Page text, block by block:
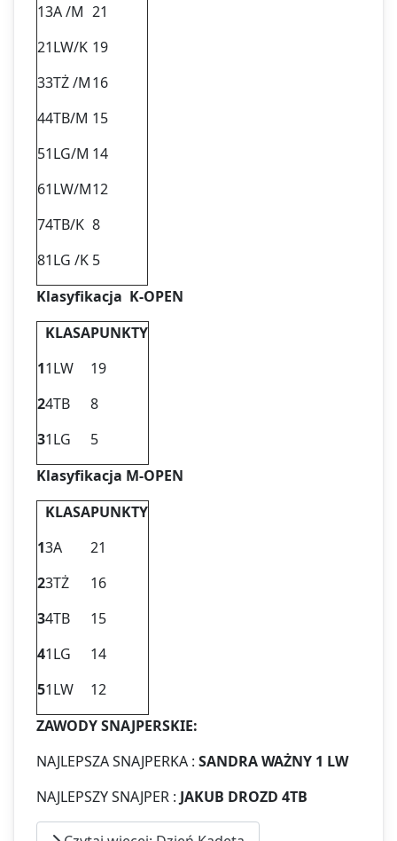
13A /M 21
21LW/K 19
33TŻ /M16
44TB/M 15
51LG/M 14
61LW/M12
74TB/K 8
81LG /K 5
Klasyfikacja K-OPEN
KLASAPUNKTY
11LW
19
24TB
8
31LG
5
Klasyfikacja M-OPEN
KLASAPUNKTY
13A
21
23TŻ
16
34TB
15
41LG
14
51LW
12
ZAWODY SNAJPERSKIE:
NAJLEPSZA SNAJPERKA : SANDRA WAŻNY 1 LW
NAJLEPSZY SNAJPER : JAKUB DROZD 4TB